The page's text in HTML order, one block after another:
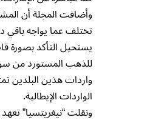
وأضافت المجلة أن
تختلف عما يواجه باقي
يستحيل التأكد بصورة
للذهب المستورد من
واردات هذين البلدين
الواردات الإيطالية.
ونقلت “نيغريتسيا”